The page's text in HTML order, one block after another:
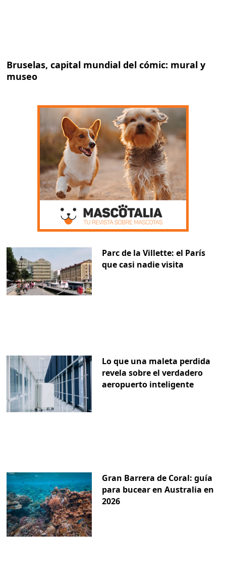
Bruselas, capital mundial del cómic: mural y
museo
Parc de la Villette: el París
que casi nadie visita
Lo que una maleta perdida
revela sobre el verdadero
aeropuerto inteligente
Gran Barrera de Coral: guía
para bucear en Australia en
2026